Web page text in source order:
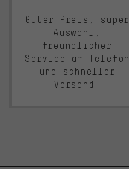
Guter Preis, super
Auswahl,
freundlicher
Service am Telefon
und schneller
Versand.